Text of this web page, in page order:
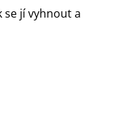
se jí vyhnout a